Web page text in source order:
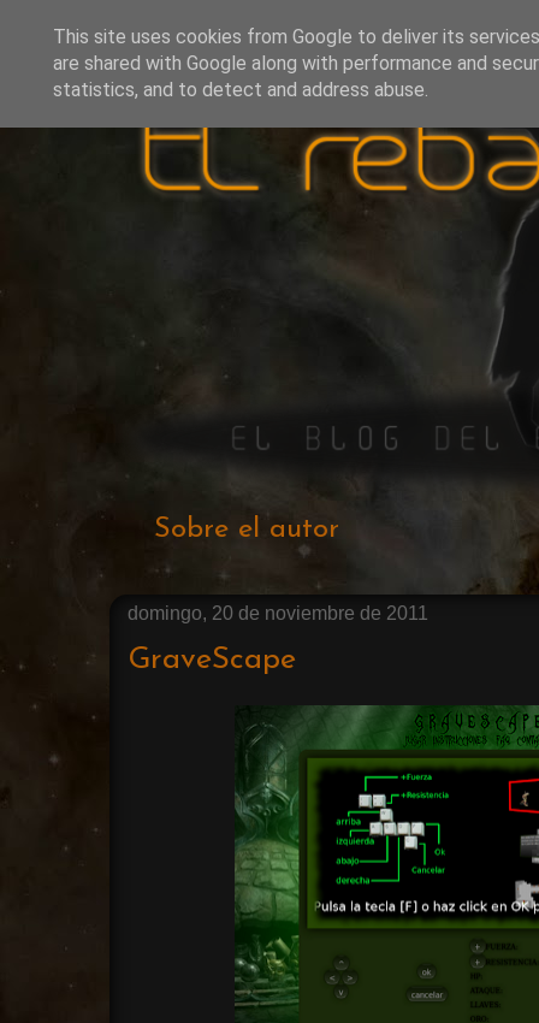
Sobre el autor
domingo, 20 de noviembre de 2011
GraveScape
This site uses cookies from Google to deliver its
are shared with Google along with performance and
statistics, and to detect and address abuse.